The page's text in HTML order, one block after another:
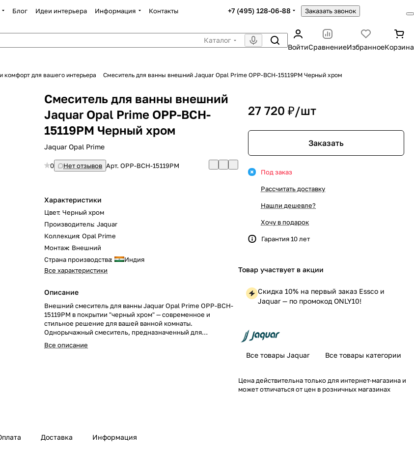
Блог Идеи интерьера Информация Контакты +7 (495) 128-06-88 Заказать звонок
Каталог
ВойтиСравнениеИзбранноеКорзина
комфорт для вашего интерьера Смеситель для ванны внешний Jaquar Opal Prime OPP-BCH-15119PM Черный хром
Смеситель для ванны внешний
Jaquar Opal Prime OPP-BCH-
15119PM Черный хром
Jaquar Opal Prime
0 Нет отзывов Арт.OPP-BCH-15119PM
Характеристики
Цвет: Черный хром
Производитель: Jaquar
Коллекция: Opal Prime
Монтаж: Внешний
Страна производства:
Индия
Все характеристики
Описание
Внешний смеситель для ванны Jaquar Opal Prime OPP-BCH-
15119PM в покрытии "черный хром" — современное и
стильное решение для вашей ванной комнаты.
Однорычажный смеситель, предназначенный для
настенного монтажа, добавит элегантный акцент и
подчеркнёт минимализм вашего интерьера.
Все описание
27 720 ₽/шт
Заказать
Под заказ
Рассчитать доставку
Нашли дешевле?
Хочу в подарок
Гарантия 10 лет
Товар участвует в акции
Скидка 10% на первый заказ Essco и
Jaquar — по промокод ONLY10!
Все товары Jaquar Все товары категории
Цена действительна только для интернет-магазина и
может отличаться от цен в розничных магазинах
Доставка Информация